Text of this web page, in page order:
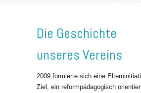
Die Geschichte
unseres Vereins
2009 formierte sich eine
Ziel, ein reformpädagogisch